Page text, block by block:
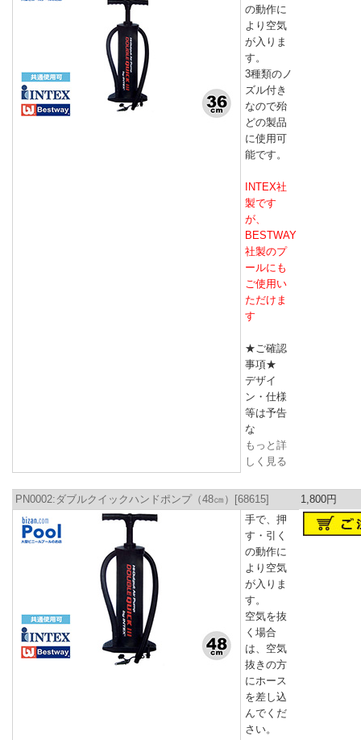
の動作に
より空気
が入りま
す。
3種類のノ
ズル付き
なので殆
どの製品
に使用可
能です。
INTEX社
製です
が、
BESTWAY
社製のプ
ールにも
ご使用い
ただけま
す
★ご確認
事項★
デザイ
ン・仕様
等は予告
な
もっと詳
しく見る
PN0002:ダブルクイックハンドポンプ（48㎝）[68615]
1,800円
手で、押
す・引く
の動作に
より空気
が入りま
す。
空気を抜
く場合
は、空気
抜きの方
にホース
を差し込
んでくだ
さい。